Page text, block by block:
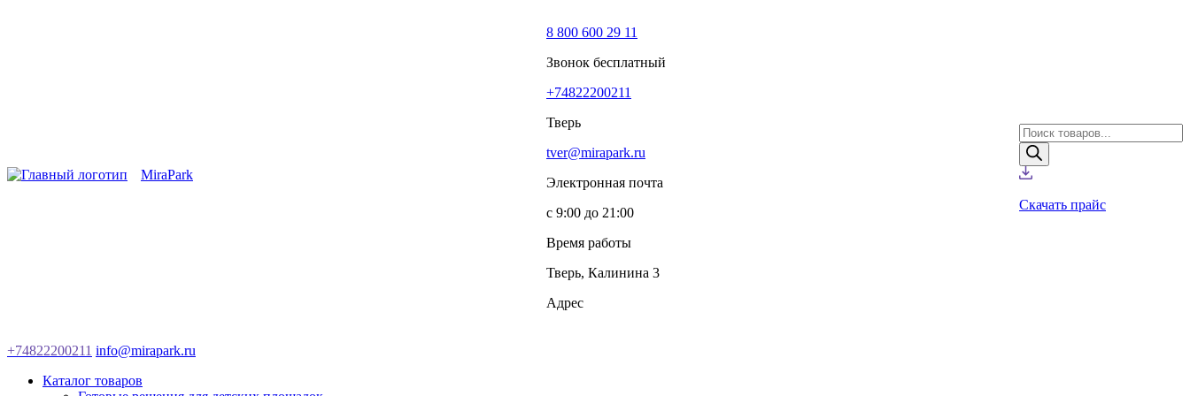
MiraPark
8 800 600 29 11
Звонок бесплатный
+74822200211
Тверь
tver@mirapark.ru
Электронная почта
с 9:00 до 21:00
Время работы
Тверь, Калинина 3
Адрес
Поиск
товаров
Скачать прайс
+74822200211 info@mirapark.ru
Каталог товаров